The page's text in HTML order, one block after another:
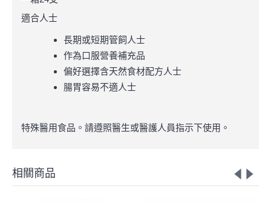
適合人士
長期或短期管飼人士
作為口服營養補充品
偏好選擇含天然食材配方人士
腸胃容易不適人士
特殊醫用食品。請遵照醫生或醫護人員指示下使用。
相關商品